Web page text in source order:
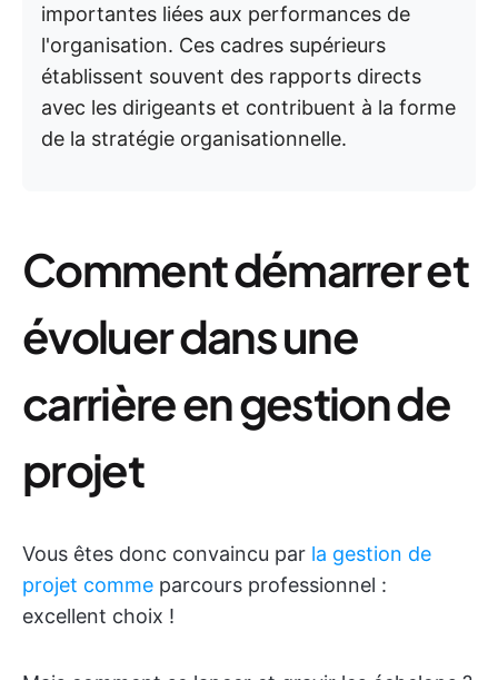
importantes liées aux performances de
l'organisation. Ces cadres supérieurs
établissent souvent des rapports directs
avec les dirigeants et contribuent à la forme
de la stratégie organisationnelle.
Comment démarrer et
évoluer dans une
carrière en gestion de
projet
Vous êtes donc convaincu par la gestion de
projet comme parcours professionnel :
excellent choix !